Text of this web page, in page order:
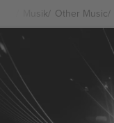
Musik Other Music